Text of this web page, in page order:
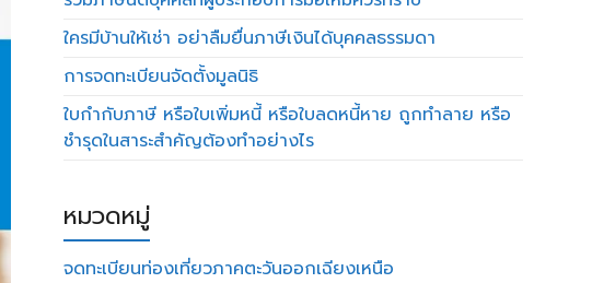
ใครมีบ้านให้เช่า อย่าลืมยื่นภาษีเงินได้บุคคลธรรมดา
การจดทะเบียนจัดตั้งมูลนิธิ
ใบกำกับภาษี หรือใบเพิ่มหนี้ หรือใบลดหนี้หาย ถูกทำลาย หรือ
ชำรุดในสาระสำคัญต้องทำอย่างไร
หมวดหมู่
จดทะเบียนท่องเที่ยวภาคตะวันออกเฉียงเหนือ